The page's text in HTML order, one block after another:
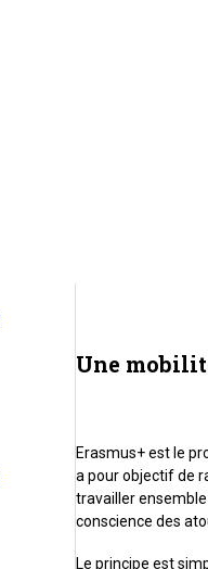
Une
Erasmus+ est le
a pour objectif de
travailler
conscience des
Le principe est